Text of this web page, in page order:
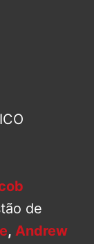
de
, Andrew